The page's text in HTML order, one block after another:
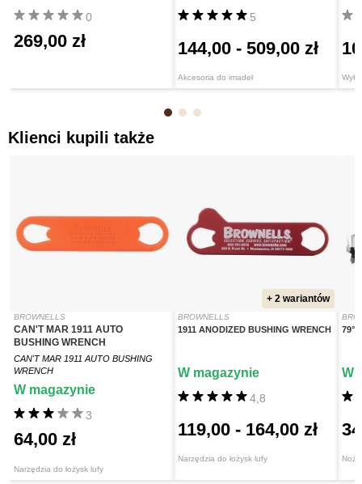
0
269,00 zł
Akcesoria do imadeł
5
144,00 - 509,00 zł
Klienci kupili także
BROWNELLS
CAN'T MAR 1911 AUTO
BUSHING WRENCH
CAN'T MAR 1911 AUTO BUSHING
WRENCH
Narzędzia do łożysk lufy
3
W magazynie
64,00 zł
+ 2 wariantów
BROWNELLS
1911 ANODIZED BUSHING WRENCH
Narzędzia do łożysk lufy
4,8
W magazynie
119,00 - 164,00 zł
79°
W